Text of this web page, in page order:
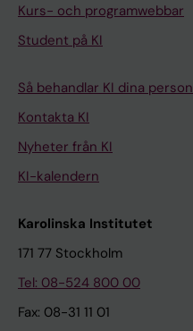
Kurs- och programwebbar
Student på KI
Så behandlar KI dina
Kontakta KI
Nyheter från KI
KI-kalendern
Karolinska Institutet
171 77 Stockholm
Tel: 08-524 800 00
Fax: 08-31 11 01